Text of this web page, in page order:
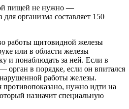
пищей не нужно —
организма составляет 150
работы щитовидной железы
или в области железы
и понаблюдать за ней. Если в
орган в порядке, если он впитался
работы железы.
противопоказано, нужно идти на
назначит специальную